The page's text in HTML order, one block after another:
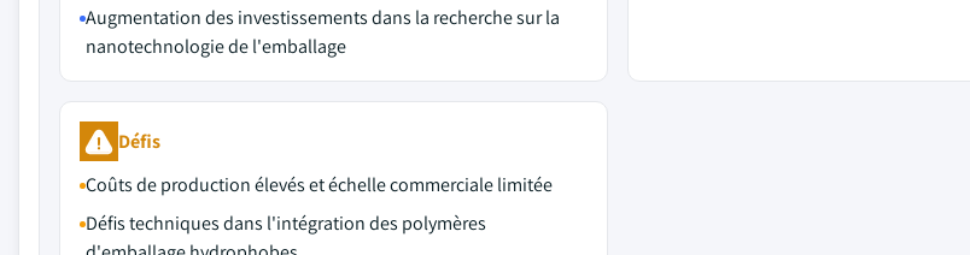
Augmentation des investissements dans la recherche sur la
nanotechnologie de l'emballage
Défis
Coûts de production élevés et échelle commerciale limitée
Défis techniques dans l'intégration des polymères